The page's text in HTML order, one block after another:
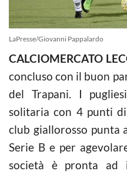
LaPresse/Giovanni Pappalardo
CALCIOMERCATO
concluso con il buon
del Trapani. I
solitaria con 4 punti
club giallorosso punta
Serie B e per
società è pronta ad